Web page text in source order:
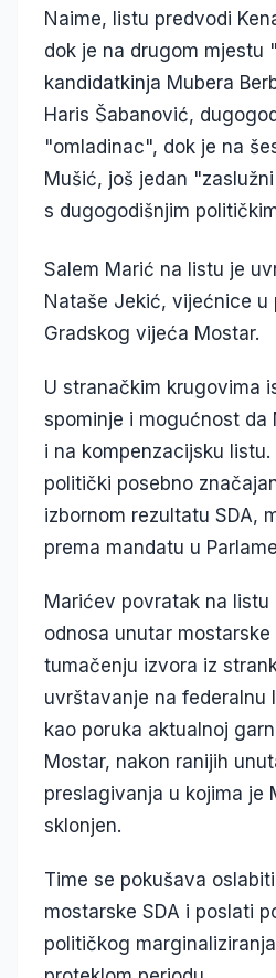
Naime, listu predvodi
dok je na drugom mjestu
kandidatkinja Mubera
Haris Šabanović,
"omladinac", dok je na
Mušić, još jedan
s dugogodišnjim
Salem Marić na listu je
Nataše Jekić, vijećnice u
Gradskog vijeća Mostar.
U stranačkim krugovima
spominje i mogućnost da
i na kompenzacijsku
politički posebno
izbornom rezultatu SDA,
prema mandatu u
Marićev povratak na
odnosa unutar mostarske
tumačenju izvora iz
uvrštavanje na federalnu
kao poruka aktualnoj
Mostar, nakon ranijih
preslagivanja u kojima je
sklonjen.
Time se pokušava
mostarske SDA i poslati
političkog